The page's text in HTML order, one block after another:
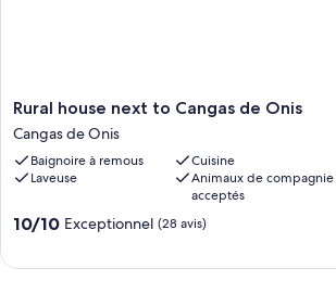
Rural
house
next
to
Cangas
Onis
Rural house next to Cangas de Onis
Cangas de Onis
Baignoire à remous
Cuisine
Laveuse
Animaux de compagnie
acceptés
10.0
10/10 Exceptionnel (28 avis)